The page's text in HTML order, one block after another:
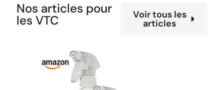
Nos articles pour
les VTC Voir tous les
articles